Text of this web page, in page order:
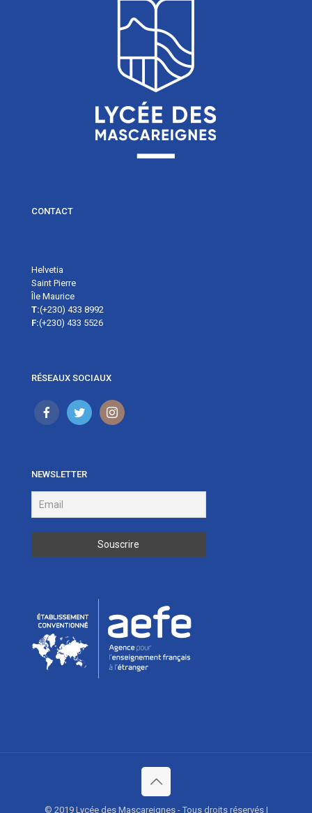
CONTACT
Helvetia
Saint Pierre
Île Maurice
T:(+230) 433 8992
F:(+230) 433 5526
RÉSEAUX SOCIAUX
NEWSLETTER
© 2019 Lycée des Mascareignes - Tous droits réservés |